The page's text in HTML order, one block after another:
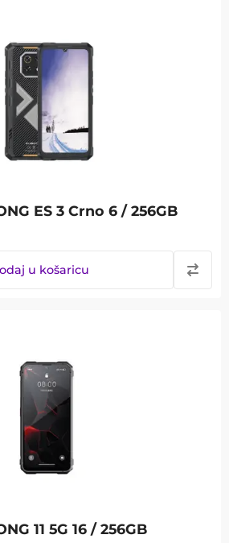
ES 3 Crno 6 / 256GB
u košaricu
11 5G 16 / 256GB